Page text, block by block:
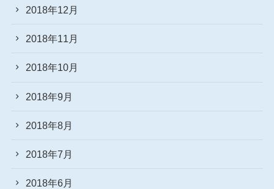
2018年12月
2018年11月
2018年10月
2018年9月
2018年8月
2018年7月
2018年6月